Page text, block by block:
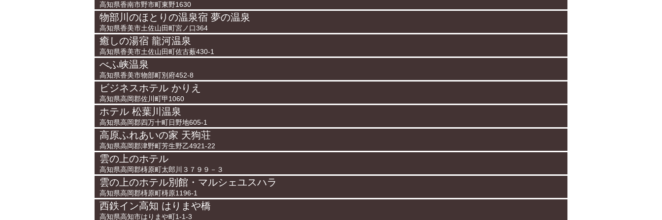
高知県香南市野市町東野1630
物部川のほとりの温泉宿 夢の温泉
高知県香美市土佐山田町宮ノ口364
癒しの湯宿 龍河温泉
高知県香美市土佐山田町佐古薮430-1
べふ峡温泉
高知県香美市物部町別府452-8
ビジネスホテル かりえ
高知県高岡郡佐川町甲1060
ホテル 松葉川温泉
高知県高岡郡四万十町日野地605-1
高原ふれあいの家 天狗荘
高知県高岡郡津野町芳生野乙4921-22
雲の上のホテル
高知県高岡郡梼原町太郎川３７９９－３
雲の上のホテル別館・マルシェユスハラ
高知県高岡郡梼原町梼原1196-1
西鉄イン高知 はりまや橋
高知県高知市はりまや町1-1-3